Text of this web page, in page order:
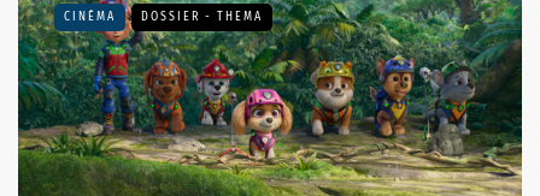
CINÉMA DOSSIER - THEMA